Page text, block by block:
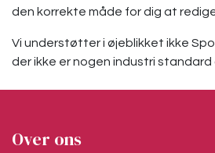
den korrekte måde for dig at
Vi understøtter i øjeblikket ikke
der ikke er nogen industri standard
Over ons